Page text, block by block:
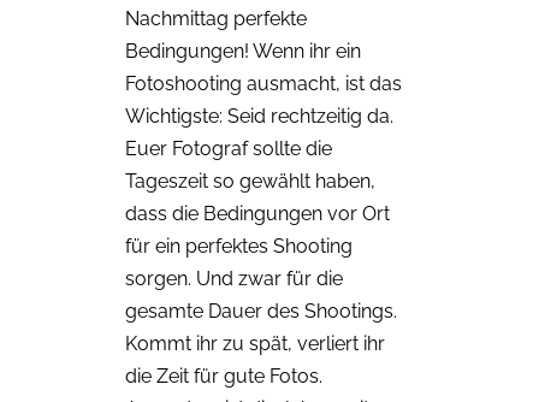
Nachmittag perfekte
Bedingungen! Wenn ihr ein
Fotoshooting ausmacht, ist das
Wichtigste: Seid rechtzeitig da.
Euer Fotograf sollte die
Tageszeit so gewählt haben,
dass die Bedingungen vor Ort
für ein perfektes Shooting
sorgen. Und zwar für die
gesamte Dauer des Shootings.
Kommt ihr zu spät, verliert ihr
die Zeit für gute Fotos.